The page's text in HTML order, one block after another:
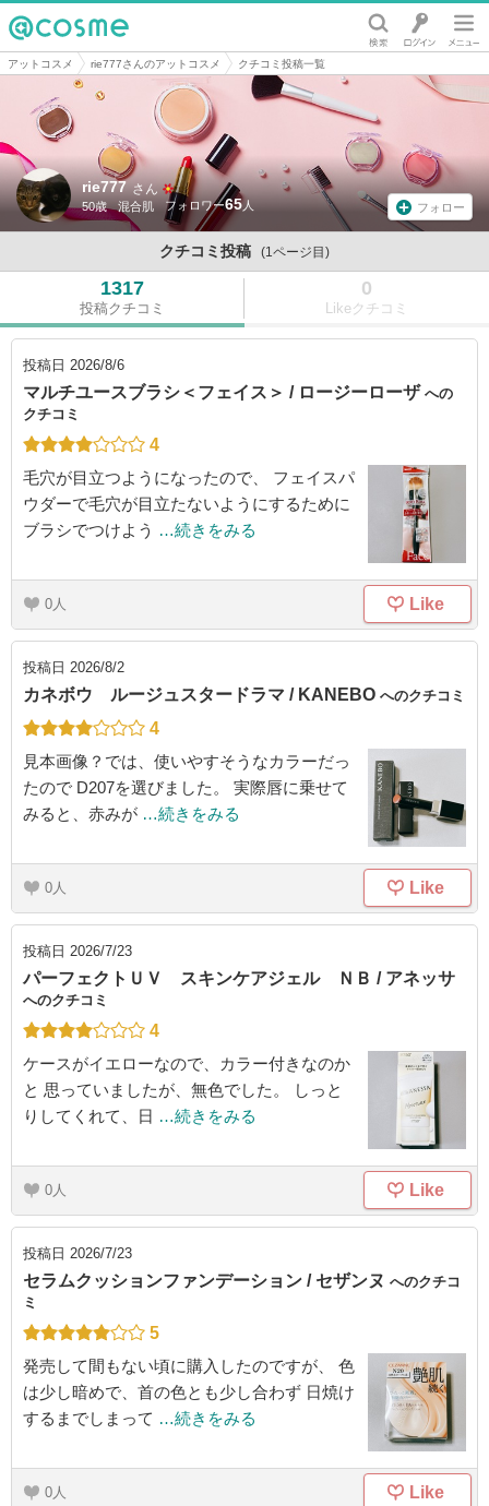
@cosme
アットコスメ rie777さんのアットコスメ クチコミ投稿一覧
rie777 さん
50歳 混合肌 65 フォロー
クチコミ投稿 (1ページ目)
1317
投稿クチコミ
0
Likeクチコミ
投稿日 2026/8/6
マルチユースブラシ＜フェイス＞ / ロージーローザ への
クチコミ
4
毛穴が目立つようになったので、 フェイスパ
ウダーで毛穴が目立たないようにするために
ブラシでつけよう …続きをみる
0 Like
投稿日 2026/8/2
カネボウ ルージュスタードラマ / KANEBO へのクチコミ
4
見本画像？では、使いやすそうなカラーだっ
たので D207を選びました。 実際唇に乗せて
みると、赤みが …続きをみる
0 Like
投稿日 2026/7/23
パーフェクトＵＶ スキンケアジェル ＮＢ / アネッサ
へのクチコミ
4
ケースがイエローなので、カラー付きなのか
と 思っていましたが、無色でした。 しっと
りしてくれて、日 …続きをみる
0 Like
投稿日 2026/7/23
セラムクッションファンデーション / セザンヌ へのクチコ
ミ
5
発売して間もない頃に購入したのですが、 色
は少し暗めで、首の色とも少し合わず 日焼け
するまでしまって …続きをみる
0 Like